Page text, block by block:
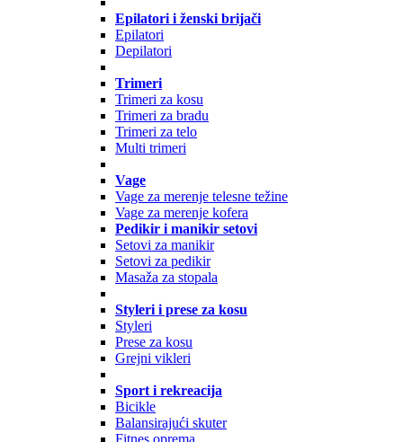
Epilatori i ženski brijači
Epilatori
Depilatori
Trimeri
Trimeri za kosu
Trimeri za bradu
Trimeri za telo
Multi trimeri
Vage
Vage za merenje telesne težine
Vage za merenje kofera
Pedikir i manikir setovi
Setovi za manikir
Setovi za pedikir
Masaža za stopala
Styleri i prese za kosu
Styleri
Prese za kosu
Grejni vikleri
Sport i rekreacija
Bicikle
Balansirajući skuter
Fitnes oprema